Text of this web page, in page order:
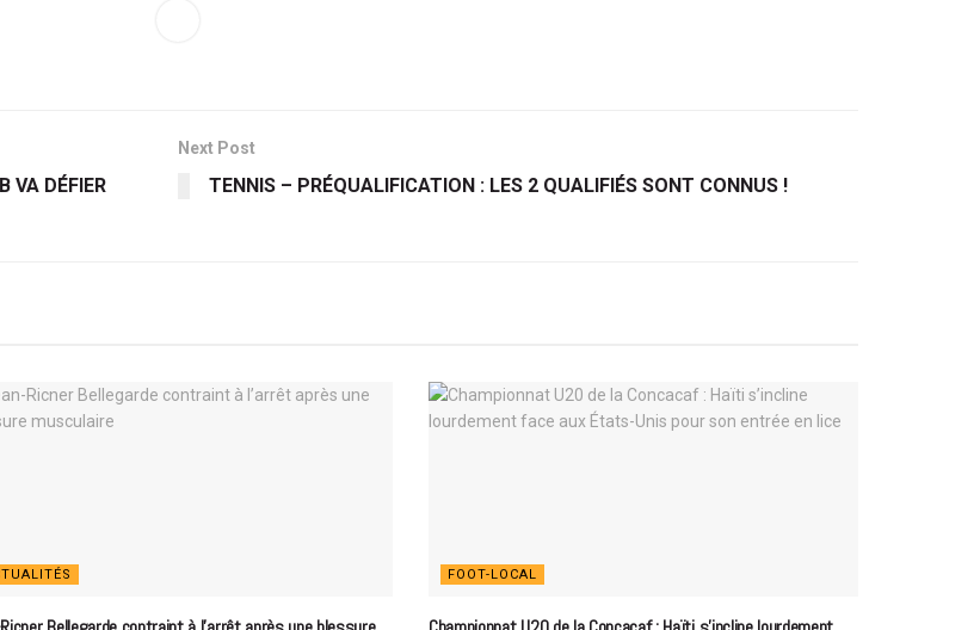
VA DÉFIER
Next Post
TENNIS – PRÉQUALIFICATION : LES 2 QUALIFIÉS SONT CONNUS !
FOOT-LOCAL